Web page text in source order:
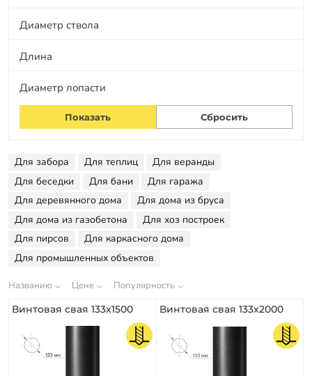
Отзывы
Диаметр ствола
Длина
Диаметр лопасти
Для забора Для теплиц
Для веранды
Для беседки
Для бани
Для гаража
Для деревянного дома
Для дома из бруса
Для дома из газобетона
Для хоз построек
Для пирсов
Для каркасного дома
Для промышленных объектов
Названию Цене Популярность
Винтовая свая 133х1500 Винтовая свая 133х2000